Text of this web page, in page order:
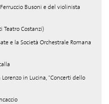
Busoni e del violinista
Teatro Costanzi)
e la Società Orchestrale Romana
in Lucina, "Concerti dello